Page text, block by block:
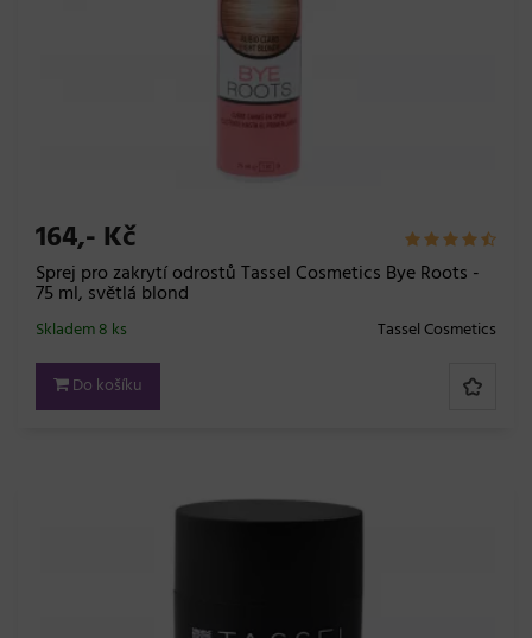
164,- Kč
Sprej pro zakrytí odrostů Tassel Cosmetics Bye Roots -
75 ml, světlá blond
Tassel Cosmetics
Skladem 8 ks
Do košíku